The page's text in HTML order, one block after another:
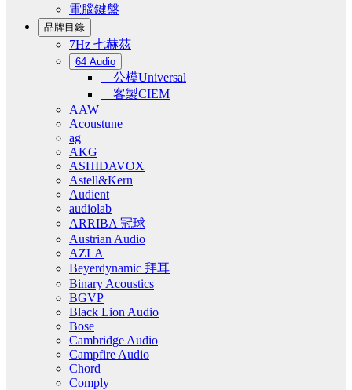
電腦鍵盤
品牌目錄
7Hz 七赫茲
64 Audio
公模Universal
客製CIEM
AAW
Acoustune
ag
AKG
ASHIDAVOX
Astell&Kern
Audient
audiolab
ARRIBA 冠球
Austrian Audio
AZLA
Beyerdynamic 拜耳
Binary Acoustics
BGVP
Black Lion Audio
Bose
Cambridge Audio
Campfire Audio
Chord
Comply